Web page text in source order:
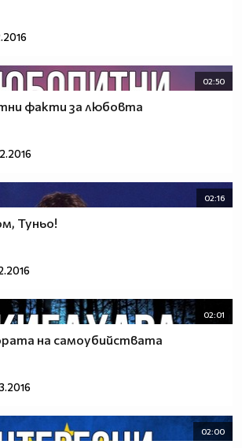
02:50
факти за любовта
02:16
Туньо!
02:01
на самоубийствата
02:00